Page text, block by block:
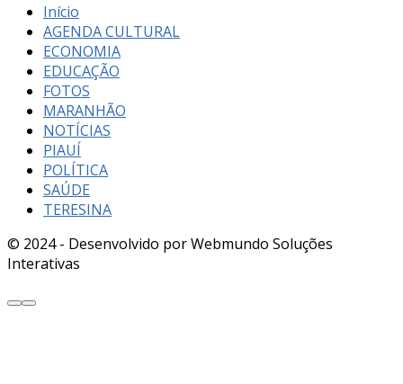
Início
AGENDA CULTURAL
ECONOMIA
EDUCAÇÃO
FOTOS
MARANHÃO
NOTÍCIAS
PIAUÍ
POLÍTICA
SAÚDE
TERESINA
© 2024 - Desenvolvido por Webmundo Soluções
Interativas